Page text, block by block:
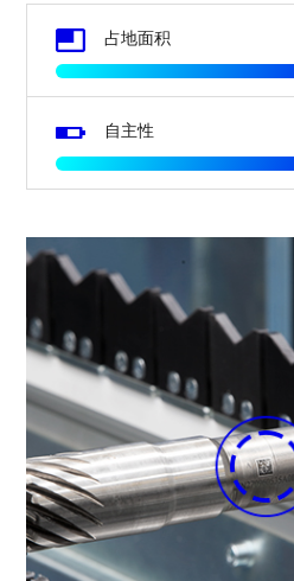
Image占地面积
Image自主性